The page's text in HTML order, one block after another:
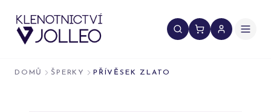
DOMŮ ŠPERKY PŘÍVĚSEK ZLATO